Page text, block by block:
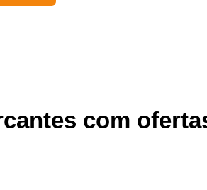
com